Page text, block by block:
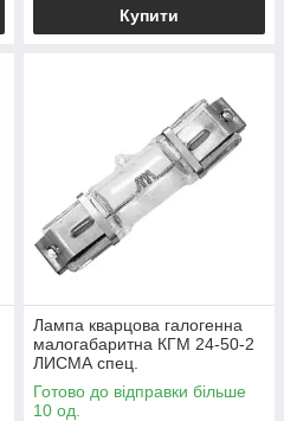
Купити
Лампа кварцова галогенна
малогабаритна КГМ 24-50-2
ЛИСМА спец.
Готово до відправки більше
10 од.